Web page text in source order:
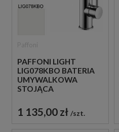
PAFFONI LIGHT
LIG078KBO BATERIA
UMYWALKOWA
STOJĄCA
BIAŁA
1 135,00 zł szt.